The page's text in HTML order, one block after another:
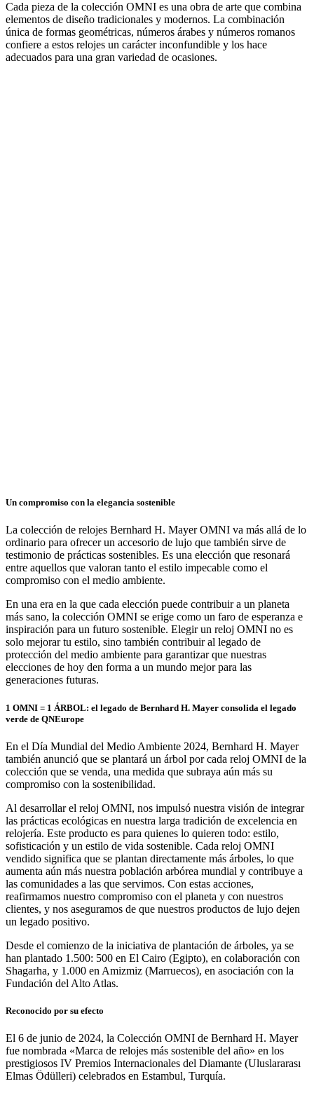
Cada pieza de la colección OMNI es una obra de arte que combina
elementos de diseño tradicionales y modernos. La combinación
única de formas geométricas, números árabes y números romanos
confiere a estos relojes un carácter inconfundible y los hace
adecuados para una gran variedad de ocasiones.
Un compromiso con la elegancia sostenible
La colección de relojes Bernhard H. Mayer OMNI va más allá de lo
ordinario para ofrecer un accesorio de lujo que también sirve de
testimonio de prácticas sostenibles. Es una elección que resonará
entre aquellos que valoran tanto el estilo impecable como el
compromiso con el medio ambiente.
En una era en la que cada elección puede contribuir a un planeta
más sano, la colección OMNI se erige como un faro de esperanza e
inspiración para un futuro sostenible. Elegir un reloj OMNI no es
solo mejorar tu estilo, sino también contribuir al legado de
protección del medio ambiente para garantizar que nuestras
elecciones de hoy den forma a un mundo mejor para las
generaciones futuras.
1 OMNI = 1 ÁRBOL: el legado de Bernhard H. Mayer consolida el legado
verde de QNEurope
En el Día Mundial del Medio Ambiente 2024, Bernhard H. Mayer
también anunció que se plantará un árbol por cada reloj OMNI de la
colección que se venda, una medida que subraya aún más su
compromiso con la sostenibilidad.
Al desarrollar el reloj OMNI, nos impulsó nuestra visión de integrar
las prácticas ecológicas en nuestra larga tradición de excelencia en
relojería. Este producto es para quienes lo quieren todo: estilo,
sofisticación y un estilo de vida sostenible. Cada reloj OMNI
vendido significa que se plantan directamente más árboles, lo que
aumenta aún más nuestra población arbórea mundial y contribuye a
las comunidades a las que servimos. Con estas acciones,
reafirmamos nuestro compromiso con el planeta y con nuestros
clientes, y nos aseguramos de que nuestros productos de lujo dejen
un legado positivo.
Desde el comienzo de la iniciativa de plantación de árboles, ya se
han plantado 1.500: 500 en El Cairo (Egipto), en colaboración con
Shagarha, y 1.000 en Amizmiz (Marruecos), en asociación con la
Fundación del Alto Atlas.
Reconocido por su efecto
El 6 de junio de 2024, la Colección OMNI de Bernhard H. Mayer
fue nombrada «Marca de relojes más sostenible del año» en los
prestigiosos IV Premios Internacionales del Diamante (Uluslararası
Elmas Ödülleri) celebrados en Estambul, Turquía.